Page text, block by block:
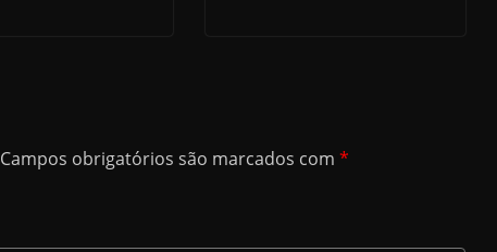
Campos obrigatórios são marcados com *